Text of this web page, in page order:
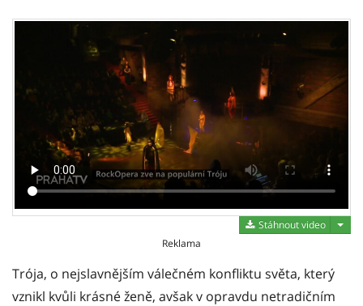
Stáhnout video
Reklama
Trója, o nejslavnějším válečném konfliktu světa, který
vznikl kvůli krásné ženě, avšak v opravdu netradičním